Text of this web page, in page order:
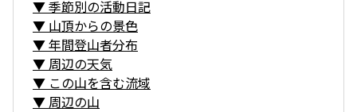
▼季節別の活動日記
▼ 山頂からの景色
▼年間登山者分布
▼ 周辺の天気
▼ この山を含む流域
▼ 周辺の山